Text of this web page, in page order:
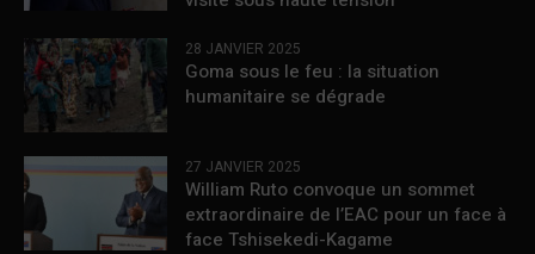
28 JANVIER 2025
Goma sous le feu : la situation
humanitaire se dégrade
27 JANVIER 2025
William Ruto convoque un sommet
extraordinaire de l’EAC pour un face à
face Tshisekedi-Kagame